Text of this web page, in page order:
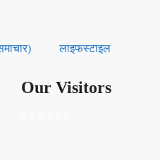
लाइफस्टाइल
Our Visitors